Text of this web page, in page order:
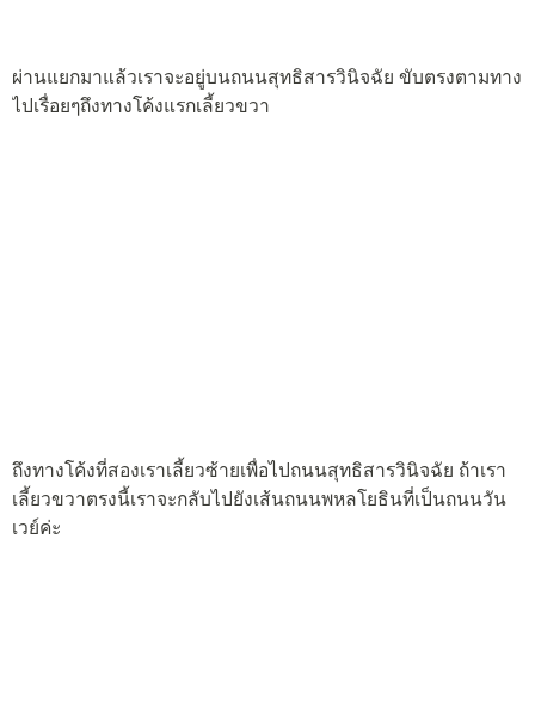
ผ่านแยกมาแล้วเราจะอยู่บนถนนสุทธิสารวินิจฉัย ขับตรงตามทาง
ไปเรื่อยๆถึงทางโค้งแรกเลี้ยวขวา
ถึงทางโค้งที่สองเราเลี้ยวซ้ายเพื่อไปถนนสุทธิสารวินิจฉัย ถ้าเรา
เลี้ยวขวาตรงนี้เราจะกลับไปยังเส้นถนนพหลโยธินที่เป็นถนนวัน
เวย์ค่ะ